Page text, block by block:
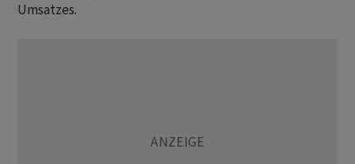
Umsatzes.